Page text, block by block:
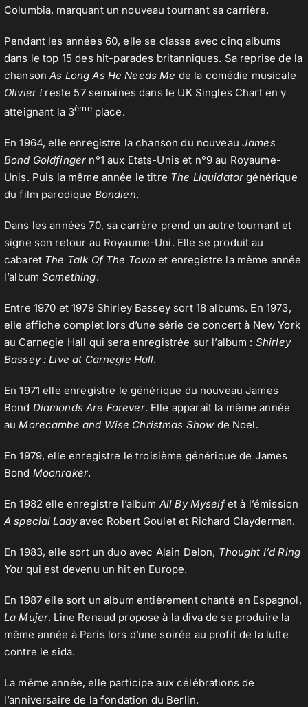
Columbia, marquant un nouveau tournant sa carrière.
Pendant les années 60, elle se classe avec cinq albums
dans le top 15 des hit-parades britanniques. Sa reprise de la
chansonAs Long As He Needs Me de la comédie musicale
Olivier ! reste 57 semaines dans le UK Singles Chart en y
atteignant la 3èmeplace.
En 1964, elle enregistre la chanson du nouveauJames
Bond Goldfinger n°1 aux Etats-Unis et n°9 au Royaume-
Unis. Puis la même année le titre The Liquidator générique
du film parodique Bondien.
Dans les années 70, sa carrère prend un autre tournant et
signe son retour au Royaume-Uni. Elle se produit au
cabaret The Talk Of The Town et enregistre la même année
l’albumSomething.
Entre 1970 et 1979 Shirley Bassey sort 18 albums. En 1973,
elle affiche complet lors d’une série de concert à New York
au Carnegie Hall qui sera enregistrée sur l’album : Shirley
Bassey : Live at Carnegie Hall.
En 1971 elle enregistre le générique du nouveau James
Bond Diamonds Are Forever. Elle apparaît la même année
auMorecambe and Wise Christmas Showde Noel.
En 1979, elle enregistre le troisième générique de James
Bond Moonraker.
En 1982 elle enregistre l’album All By Myselfet à l’émission
A special Ladyavec Robert Goulet et Richard Clayderman.
En 1983, elle sort un duo avec Alain Delon, Thought I’d Ring
You qui est devenu un hit en Europe.
En 1987 elle sort un album entièrement chanté en Espagnol,
La Mujer. Line Renaud propose à la diva de se produire la
même année à Paris lors d’une soirée au profit de la lutte
contre le sida.
La même année, elle participe aux célébrations de
l’anniversaire de la fondation du Berlin.